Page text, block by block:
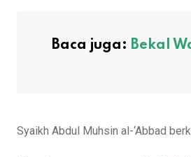
Baca juga: Bekal
Syaikh Abdul Muhsin al-‘Abbad